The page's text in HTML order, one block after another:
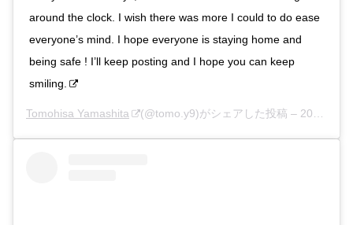
around the clock. I wish there was more I could to do ease
everyone’s mind. I hope everyone is staying home and
being safe ! I’ll keep posting and I hope you can keep
smiling.
Tomohisa Yamashita (@tomo.y9)がシェアした投稿 – 2020年 3月月29日午後6時48分PDT